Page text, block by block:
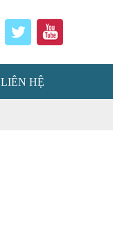
LIÊN HỆ